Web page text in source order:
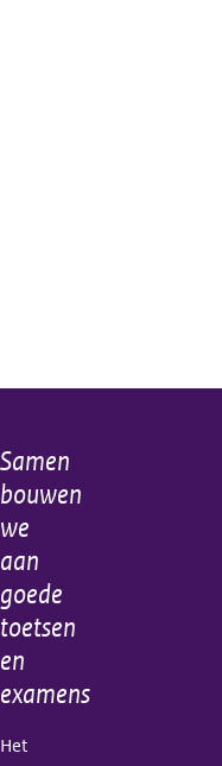
Algemene
informatie
Samen
bouwen
we
aan
goede
toetsen
en
examens
Het